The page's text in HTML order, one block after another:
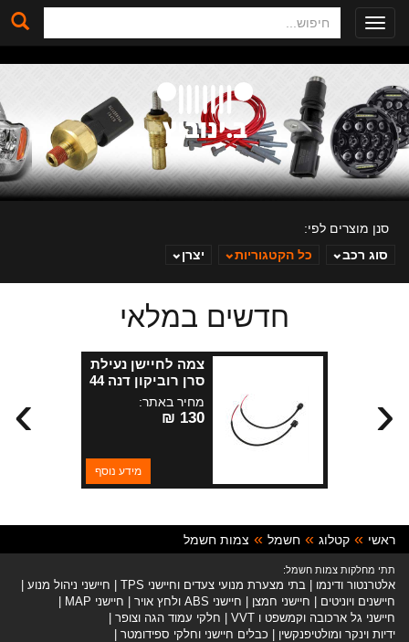
Toggle
navigation
ב. ינוביץ
סנן מוצרים לפי:
סוג רכב
כל הקטגוריות יצרן
חדשים במלאי
צמה לחיישן נעילת
סרן רוביקון דנה 44
JK קדמי+ אחורי
מחיר באתר:
130 ₪
מידע נוסף
› ‹
ראשי קטלוג חשמל צמות חשמל
תתי מחלקות צמות חשמל:
אלטרנטור ודינמו בתי מצערת מנועי צעדים וחיישני TPS
חיישני ניהול מנוע
חיישנים ויוניטים
חיישני חמצן חיישני ABS ולחץ אויר
חיישני MAP
חיישני גל ארכובה וקמשפט ו VVT
חלקי עמוד הגה וצופר
ידיות וינקר ומולטיפנקשין
כבלים חיישני וחלקי ספידומטר